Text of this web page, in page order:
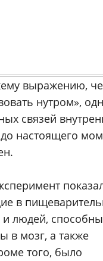
выражению,
нутром»,
связей
настоящего
в
и людей, способны
в мозг, а также
того, было